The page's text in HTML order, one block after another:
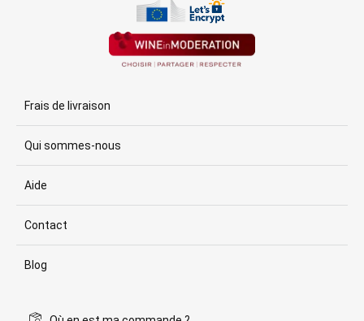
Frais de livraison
Qui sommes-nous
Aide
Contact
Blog